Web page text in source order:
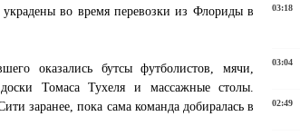
во время перевозки из Флориды в
оказались бутсы футболистов, мячи,
доски Томаса Тухеля и массажные столы.
заранее, пока сама команда добиралась в
03:18
03:04
02:49